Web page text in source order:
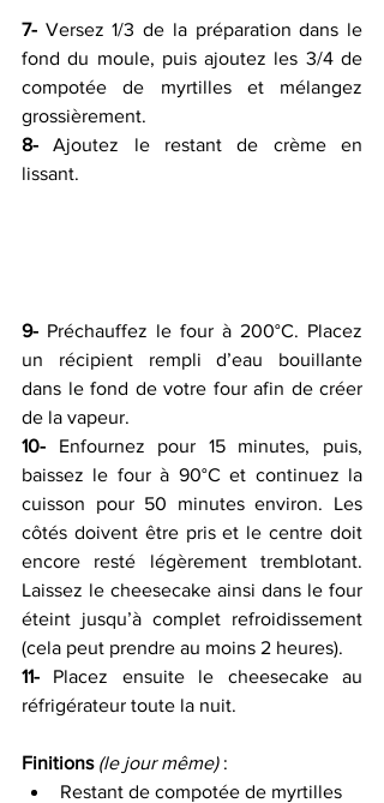
7- Versez 1/3 de la préparation dans le
fond du moule, puis ajoutez les 3/4 de
compotée de myrtilles et mélangez
grossièrement.
8- Ajoutez le restant de crème en
lissant.
9- Préchauffez le four à 200°C. Placez
un récipient rempli d’eau bouillante
dans le fond de votre four afin de créer
de la vapeur.
10- Enfournez pour 15 minutes, puis,
baissez le four à 90°C et continuez la
cuisson pour 50 minutes environ. Les
côtés doivent être pris et le centre doit
encore resté légèrement tremblotant.
Laissez le cheesecake ainsi dans le four
éteint jusqu’à complet refroidissement
(cela peut prendre au moins 2 heures).
11- Placez ensuite le cheesecake au
réfrigérateur toute la nuit.
Finitions (le jour même) :
Restant de compotée de myrtilles